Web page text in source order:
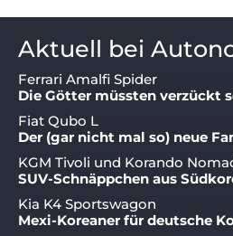
Aktuell bei
Ferrari Amalfi Spider
Die Götter müssten verzückt
Fiat Qubo L
Der (gar nicht mal so) neue
KGM Tivoli und Korando
SUV-Schnäppchen aus
Kia K4 Sportswagon
Mexi-Koreaner für deutsche